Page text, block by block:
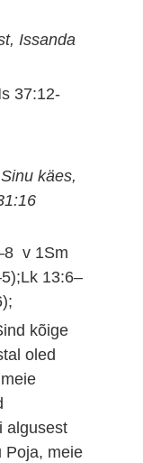
Issanda
37:12-
käes,
v 1Sm
13:6–
kõige
oled
algusest
Poja, meie